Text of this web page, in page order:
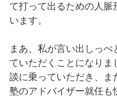
て打って出るための人脈
います。
まあ、私が言い出しっ
ていただくことになりま
談に乗っていただき、ま
塾のアドバイザー就任も